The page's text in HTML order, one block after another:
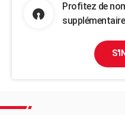
Profitez de